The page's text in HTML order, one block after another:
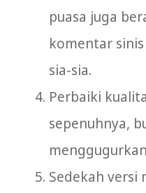
puasa juga
komentar
sia-sia.
Perbaiki
sepenuhnya,
Sedekah versi